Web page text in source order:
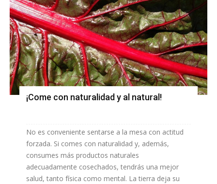
¡Come con naturalidad y al natural!
No es conveniente sentarse a la mesa con actitud
forzada. Si comes con naturalidad y, además,
consumes más productos naturales
adecuadamente cosechados, tendrás una mejor
salud, tanto física como mental. La tierra deja su